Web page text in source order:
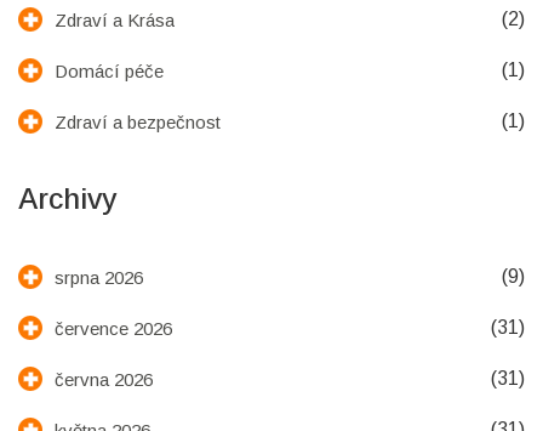
Zdraví a Krása (2)
Domácí péče (1)
Zdraví a bezpečnost (1)
Archivy
srpna 2026 (9)
července 2026 (31)
června 2026 (31)